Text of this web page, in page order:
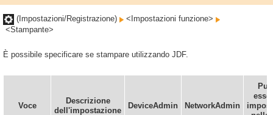
(Impostazioni/Registrazione)
<Impostazioni funzione>
<Stampante>
È possibile specificare se stampare utilizzando JDF.
Voce
Descrizione
dell'impostazione
DeviceAdmin NetworkAdmin
Può